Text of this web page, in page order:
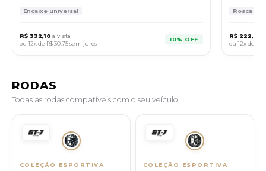
Encaixe universal
R$ 332,10 à vista
ou 12x de R$ 30,75sem juros
10% OFF
Rosca
R$ 222,30
ou 12x de
RODAS
Todas as rodas compatíveis com o seu veículo.
COLEÇÃO ESPORTIVA COLEÇÃO ESPORTIVA